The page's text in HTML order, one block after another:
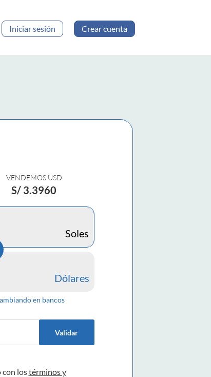
Iniciar sesión Crear cuenta
VENDEMOS USD
S/ 3.3960
Soles
Dólares
en bancos
Validar
con lostérminos y